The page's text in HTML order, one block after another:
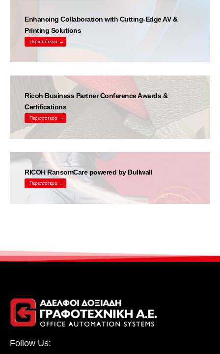
Enhancing Collaboration with Cutting-Edge AV &
Printing Solutions
Περισσότερα →
Ricoh Business Partner Conference Awards &
Certifications
Περισσότερα →
RICOH RansomCare powered by Bullwall
Περισσότερα →
Follow Us: